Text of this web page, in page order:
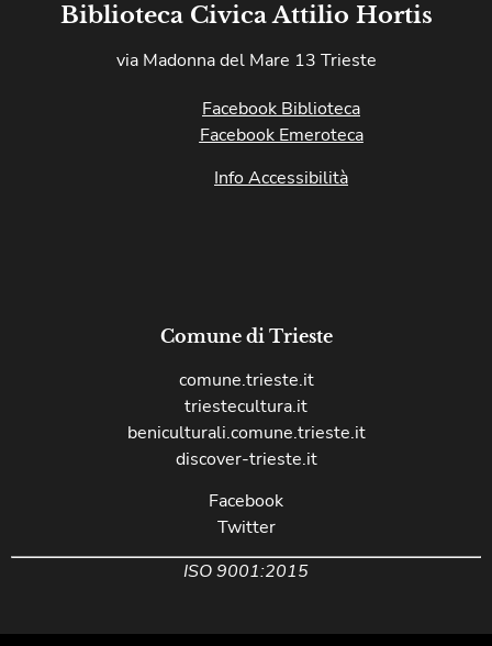
Biblioteca Civica Attilio Hortis
via Madonna del Mare 13 Trieste
Facebook Biblioteca
Facebook Emeroteca
Info Accessibilità
Comune di Trieste
comune.trieste.it
triestecultura.it
beniculturali.comune.trieste.it
discover-trieste.it
Facebook
Twitter
ISO 9001:2015